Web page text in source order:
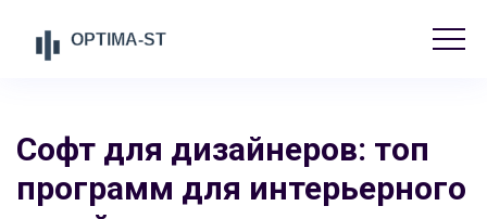
Софт для дизайнеров: топ
программ для интерьерного